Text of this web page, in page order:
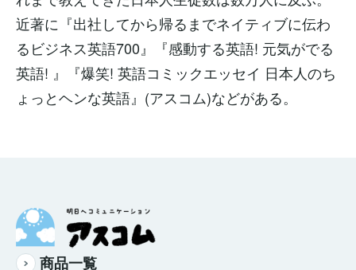
近著に『出社してから帰るまでネイティブに伝わ
るビジネス英語700』『感動する英語! 元気がでる
英語! 』『爆笑! 英語コミックエッセイ 日本人のち
ょっとヘンな英語』(アスコム)などがある。
商品一覧